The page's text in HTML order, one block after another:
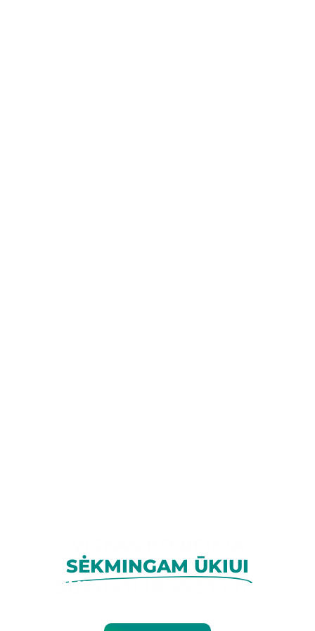
SĖKMINGAM ŪKIUI
SUKURTI IR VYSTYTI !